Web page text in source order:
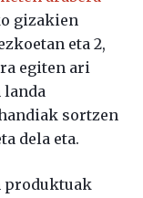
gizakien
eta 2,
egiten ari
landa
sortzen
dela eta.
produktuak